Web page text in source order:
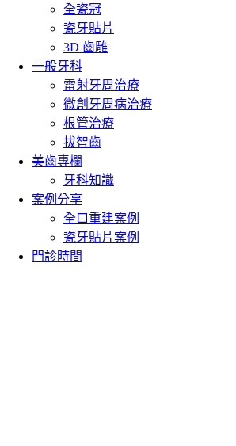
全瓷冠
瓷牙貼片
3D 齒雕
一般牙科
雷射牙周治療
微創牙周病治療
根管治療
拔智齒
美齒專欄
牙科知識
案例分享
全口重建案例
瓷牙貼片案例
門診時間